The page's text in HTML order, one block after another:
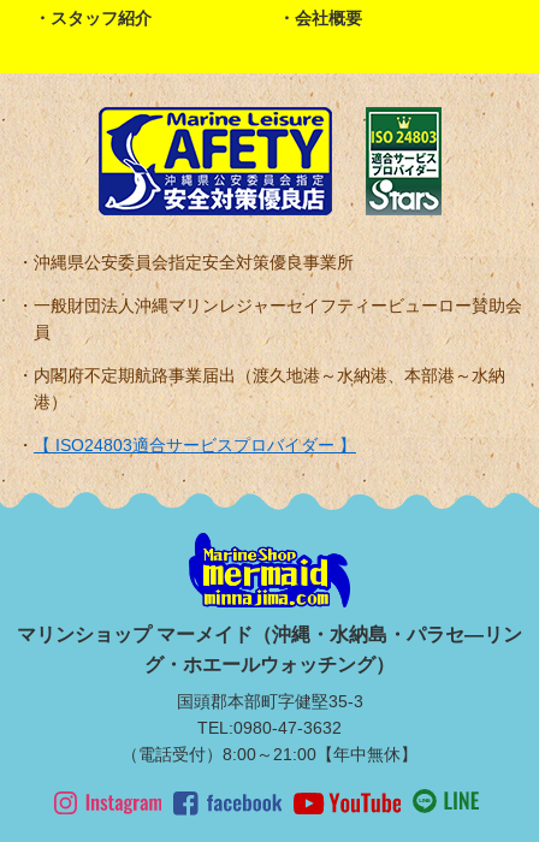
スタッフ紹介 会社概要
沖縄県公安委員会指定安全対策優良事業所
一般財団法人沖縄マリンレジャーセイフティービューロー賛助会
員
内閣府不定期航路事業届出（渡久地港～水納港、本部港～水納
港）
【 ISO24803適合サービスプロバイダー 】
マリンショップ マーメイド（沖縄・水納島・パラセ―リン
グ・ホエールウォッチング）
国頭郡本部町字健堅35-3
TEL:0980-47-3632
（電話受付）8:00～21:00【年中無休】